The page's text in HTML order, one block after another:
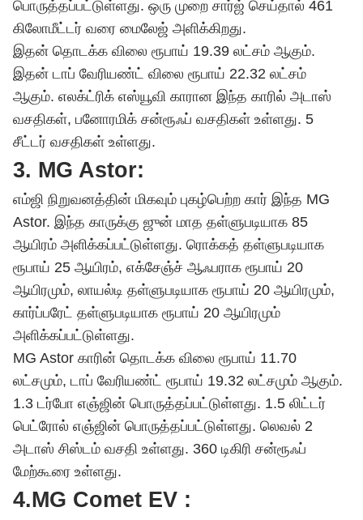
பொருத்தப்பட்டுள்ளது. ஒரு முறை சார்ஜ் செய்தால் 461
கிலோமீட்டர் வரை மைலேஜ் அளிக்கிறது.
இதன் தொடக்க விலை ரூபாய் 19.39 லட்சம் ஆகும்.
இதன் டாப் வேரியண்ட் விலை ரூபாய் 22.32 லட்சம்
ஆகும். எலக்ட்ரிக் எஸ்யூவி காரான இந்த காரில் அடாஸ்
வசதிகள், பனோரமிக் சன்ரூஃப் வசதிகள் உள்ளது. 5
சீட்டர் வசதிகள் உள்ளது.
3. MG Astor:
எம்ஜி நிறுவனத்தின் மிகவும் புகழ்பெற்ற கார் இந்த MG
Astor. இந்த காருக்கு ஜுன் மாத தள்ளுபடியாக 85
ஆயிரம் அளிக்கப்பட்டுள்ளது. ரொக்கத் தள்ளுபடியாக
ரூபாய் 25 ஆயிரம், எக்சேஞ்ச் ஆஃபராக ரூபாய் 20
ஆயிரமும், லாயல்டி தள்ளுபடியாக ரூபாய் 20 ஆயிரமும்,
கார்ப்பரேட் தள்ளுபடியாக ரூபாய் 20 ஆயிரமும்
அளிக்கப்பட்டுள்ளது.
MG Astor காரின் தொடக்க விலை ரூபாய் 11.70
லட்சமும், டாப் வேரியண்ட் ரூபாய் 19.32 லட்சமும் ஆகும்.
1.3 டர்போ எஞ்ஜின் பொருத்தப்பட்டுள்ளது. 1.5 லிட்டர்
பெட்ரோல் எஞ்ஜின் பொருத்தப்பட்டுள்ளது. லெவல் 2
அடாஸ் சிஸ்டம் வசதி உள்ளது. 360 டிகிரி சன்ரூஃப்
மேற்கூரை உள்ளது.
4.MG Comet EV :